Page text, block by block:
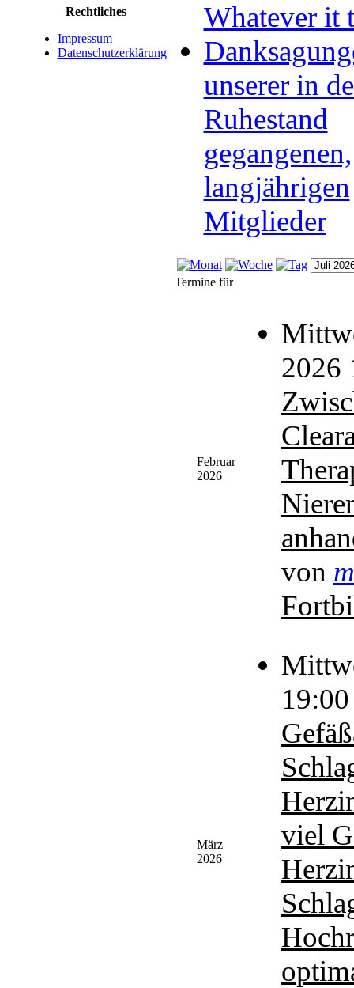
Rechtliches
Impressum
Datenschutzerklärung
Whatever it
unserer in
Ruhestand
gegangenen,
langjährigen
Mitglieder
Termine für
Februar
2026
2026
von
März
2026
viel